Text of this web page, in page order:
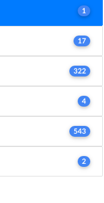
1
17
322
4
543
2